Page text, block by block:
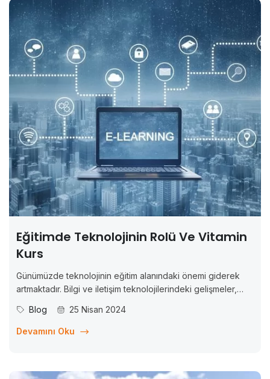
Eğitimde Teknolojinin Rolü Ve Vitamin
Kurs
Günümüzde teknolojinin eğitim alanındaki önemi giderek
artmaktadır. Bilgi ve iletişim teknolojilerindeki gelişmeler,
makalede, eğitimde teknolojinin rolünü ve Vitamin Kurs gibi
çevrimiçi eğitim platformlarının teknolojiyi nasıl kullandığını
Blog 25 Nisan 2024
Devamını Oku